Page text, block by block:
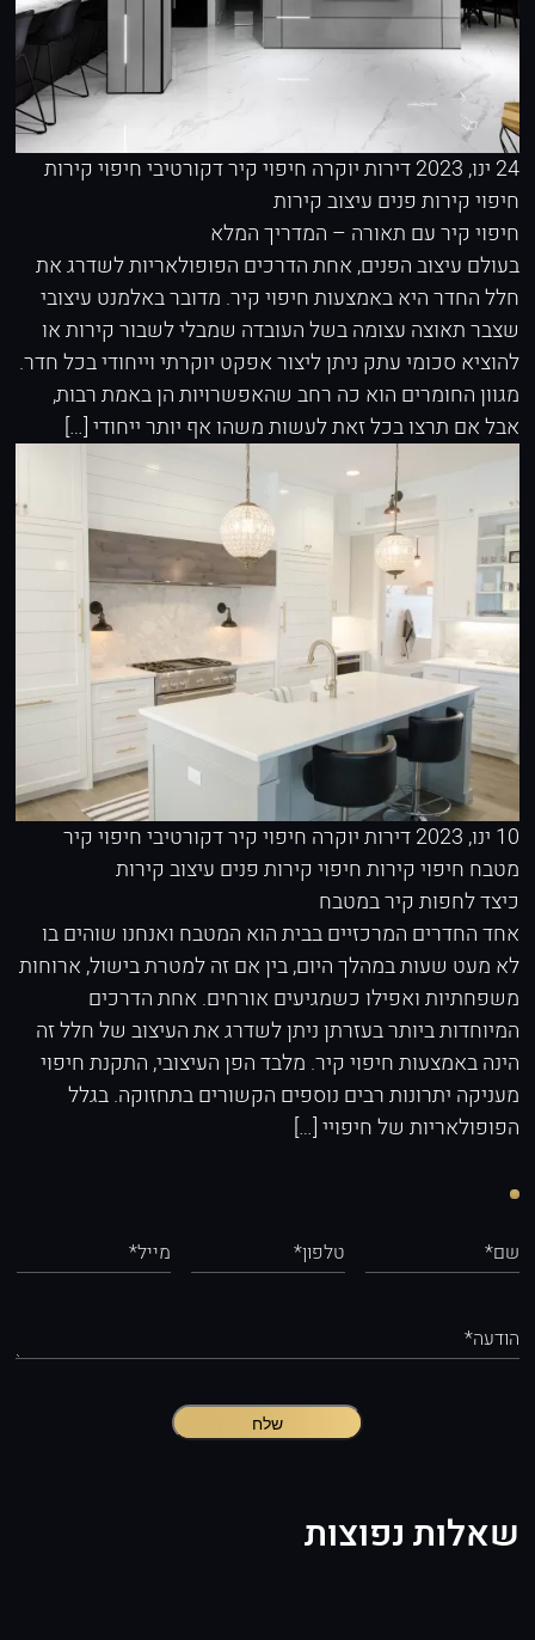
24 ינו, 2023 דירות יוקרה חיפוי קיר דקורטיביחיפוי קירות
חיפוי קירות פנים עיצוב קירות
חיפוי קיר עם תאורה – המדריך המלא
בעולם עיצוב הפנים, אחת הדרכים הפופולאריות לשדרג את
חלל החדר היא באמצעות חיפוי קיר. מדובר באלמנט עיצובי
שצבר תאוצה עצומה בשל העובדה שמבלי לשבור קירות או
להוציא סכומי עתק ניתן ליצור אפקט יוקרתי וייחודי בכל חדר.
מגוון החומרים הוא כה רחב שהאפשרויות הן באמת רבות,
אבל אם תרצו בכל זאת לעשות משהו אף יותר ייחודי […]
10 ינו, 2023 דירות יוקרה חיפוי קיר דקורטיביחיפוי קיר
מטבח חיפוי קירותחיפוי קירות פנים עיצוב קירות
כיצד לחפות קיר במטבח
אחד החדרים המרכזיים בבית הוא המטבח ואנחנו שוהים בו
לא מעט שעות במהלך היום, בין אם זה למטרת בישול, ארוחות
משפחתיות ואפילו כשמגיעים אורחים. אחת הדרכים
המיוחדות ביותר בעזרתן ניתן לשדרג את העיצוב של חלל זה
הינה באמצעות חיפוי קיר. מלבד הפן העיצובי, התקנת חיפוי
מעניקה יתרונות רבים נוספים הקשורים בתחזוקה. בגלל
הפופולאריות של חיפויי […]
שם* טלפון* מייל*
הודעה*
שלח
שאלות נפוצות